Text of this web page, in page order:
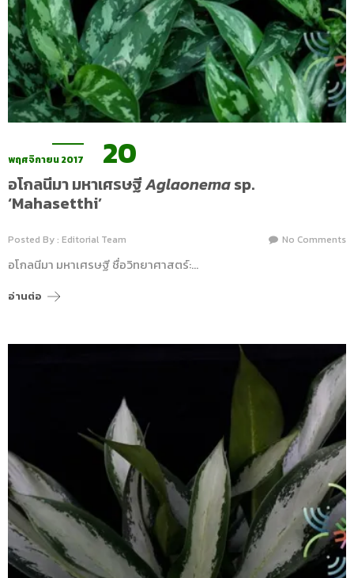
พฤศจิกายน 2017 20
อโกลนีมา มหาเศรษฐีAglaonemasp.
‘Mahasetthi’
Posted By : Editorial Team No Comments
อโกลนีมา มหาเศรษฐี ชื่อวิทยาศาสตร์:…
อ่านต่อ